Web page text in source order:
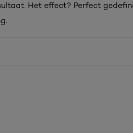
Het effect? Perfect